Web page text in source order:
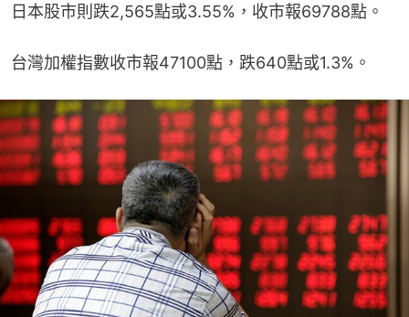
日本股市則跌2,565點或3.55%，收市報69788點。
台灣加權指數收市報47100點，跌640點或1.3%。